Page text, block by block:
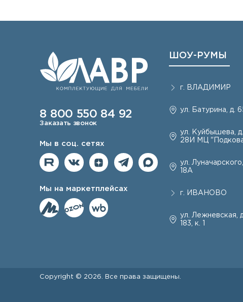
8 800 550 84 92
Заказать звонок
Мы в соц. сетях
Мы на маркетплейсах
ШОУ-РУМЫ
г. ВЛАДИМИР
ул. Батурина, д.
ул. Куйбышева, д.
28И МЦ
ул. Луначарского,
18А
г. ИВАНОВО
ул. Лежневская, д.
183, к. 1
Copyright © 2026. Все права защищены.